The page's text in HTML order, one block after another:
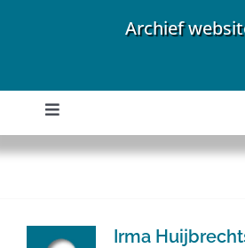
Archief
Toggle
Navigation
Home
Irma